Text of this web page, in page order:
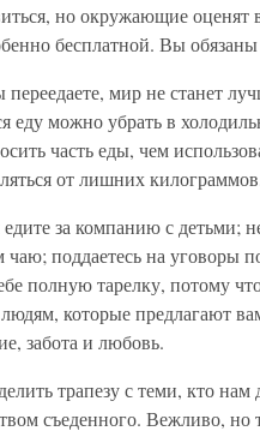
но окружающие оценят
бесплатной. Вы обязаны
переедаете, мир не станет
можно убрать в
часть еды, чем
от лишних
за компанию с детьми;
поддаетесь на уговоры
полную тарелку, потому
которые предлагают
забота и любовь.
трапезу с теми, кто
съеденного. Вежливо, но